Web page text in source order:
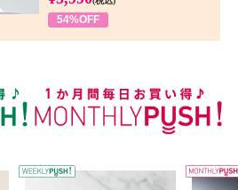
54%OFF
WEEKLY PUSH